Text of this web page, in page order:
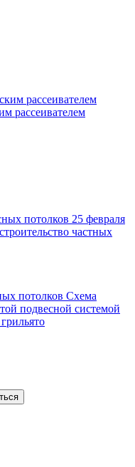
рассеивателем
потолков 25 февраля
частных
потолков Схема
подвесной системой